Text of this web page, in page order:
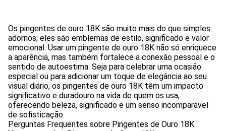
Os pingentes de ouro 18K são muito mais do que simples
adornos; eles são emblemas de estilo, significado e valor
emocional. Usar um pingente de ouro 18K não só enriquece
a aparência, mas também fortalece a conexão pessoal e o
sentido de autoestima. Seja para celebrar uma ocasião
especial ou para adicionar um toque de elegância ao seu
visual diário, os pingentes de ouro 18K têm um impacto
significativo e duradouro na vida de quem os usa,
oferecendo beleza, significado e um senso incomparável
de sofisticação.
Perguntas Frequentes sobre Pingentes de Ouro 18K